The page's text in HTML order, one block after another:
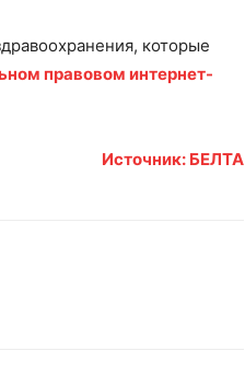
которые
правовом интернет-
Источник: БЕЛТА